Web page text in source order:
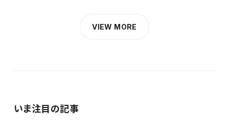
VIEW MORE
いま注目の記事